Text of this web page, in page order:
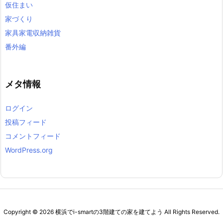
仮住まい
家づくり
家具家電収納雑貨
番外編
メタ情報
ログイン
投稿フィード
コメントフィード
WordPress.org
Copyright © 2026 横浜でi-smartの3階建ての家を建てよう All Rights Reserved.